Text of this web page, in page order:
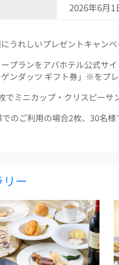
2026年6月
にうれしいプレゼントキャン
プランをアパホテル公式サ
ゲンダッツ ギフト券」※をプ
でミニカップ・クリスピーサ
のご利用の場合2枚、30名
ー